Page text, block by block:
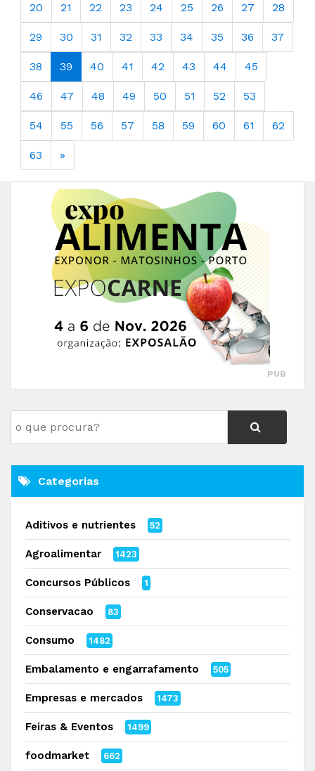
20 21 22 23 24 25 26 27 28
29 30 31 32 33 34 35 36 37
38 39 40 41 42 43 44 45
46 47 48 49 50 51 52 53
54 55 56 57 58 59 60 61 62
63 »
PUB
Categorias
Aditivos e nutrientes 52
Agroalimentar 1423
Concursos Públicos 1
Conservacao 83
Consumo 1482
Embalamento e engarrafamento 505
Empresas e mercados 1473
Feiras & Eventos 1499
foodmarket 662